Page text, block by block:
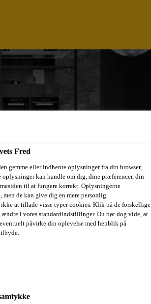
FX
- mineralsk.
KONSULENTER.
Fred
gemme eller indhente oplysninger fra din browser,
kan handle om dig, dine præferencer, din
til at fungere korrekt. Oplysningerne
de kan give dig en mere personlig
at tillade visse typer cookies. Klik på de forskellige
i vores standardindstillinger. Du bør dog vide, at
påvirke din oplevelse med henblik på